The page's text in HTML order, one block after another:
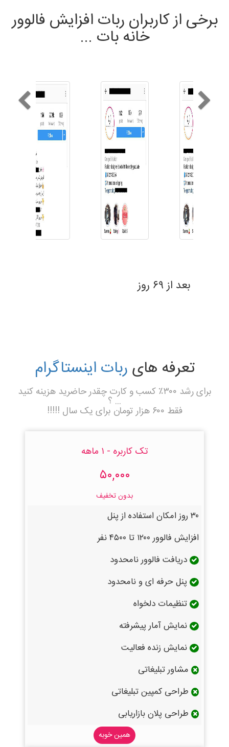
برخی از کاربران ربات افزایش فالوور
خانه بات ...
بعد از ۶۹ روز
تعرفه هایربات اینستاگرام
برای رشد ۳۰۰٪ کسب و کارت چقدر حاضرید هزینه کنید
... ؟
فقط ۶۰۰ هزار تومان برای یک سال !!!!!
تک کاربره - ۱ ماهه
۵۰,۰۰۰
بدون تخفیف
۳۰ روز امکان استفاده از پنل
افزایش فالوور ۱۲۰۰ تا ۴۵۰۰ نفر
دریافت فالوور نامحدود
پنل حرفه ای و نامحدود
تنظیمات دلخواه
نمایش آمار پیشرفته
نمایش زنده فعالیت
مشاور تبلیغاتی
طراحی کمپین تبلیغاتی
طراحی پلان بازاریابی
همین خوبه